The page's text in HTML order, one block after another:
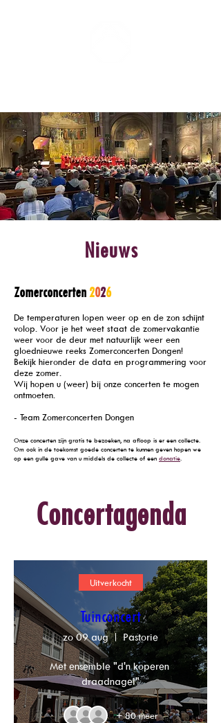
Nieuws
Zomerconcerten2026
De temperaturen lopen weer op en de zon schijnt
volop. Voor je het weet staat de zomervakantie
weer voor de deur met natuurlijk weer een
gloednieuwe reeks Zomerconcerten Dongen!
Bekijk hieronder de data en programmering voor
deze zomer.
Wij hopen u (weer) bij onze concerten te mogen
ontmoeten.
- Team Zomerconcerten Dongen
Onze concerten zijn gratis te bezoeken, na afloop is er een collecte.
Om ook in de toekomst goede concerten te kunnen geven hopen we
op een gulle gave van u middels de collecte of een donatie.
Concertagenda
Uitverkocht
Tuinconcert
zo 09 aug Pastorie
Met ensemble "d'n koperen
draadnagel"
+ 80 meer